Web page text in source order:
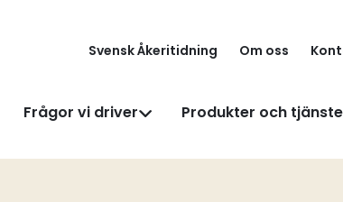
Svensk Åkeritidning Om oss
Frågor vi driver Produkter och